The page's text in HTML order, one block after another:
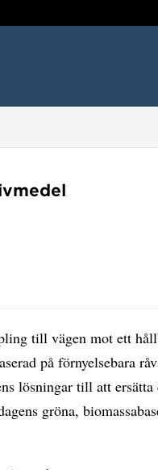
till vägen mot ett
på förnyelsebara
lösningar till att ersätta
gröna,